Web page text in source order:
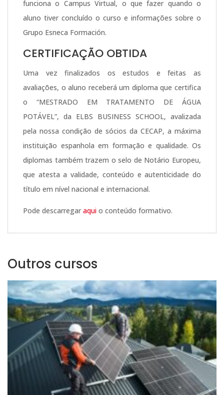
funciona o Campus Virtual, o que fazer quando o
aluno tiver concluído o curso e informações sobre o
Grupo Esneca Formación.
CERTIFICAÇÃO OBTIDA
Uma vez finalizados os estudos e feitas as
avaliações, o aluno receberá um diploma que certifica
o “MESTRADO EM TRATAMENTO DE ÁGUA
POTÁVEL”, da ELBS BUSINESS SCHOOL, avalizada
pela nossa condição de sócios da CECAP, a máxima
instituição espanhola em formação e qualidade. Os
diplomas também trazem o selo de Notário Europeu,
que atesta a validade, conteúdo e autenticidade do
título em nível nacional e internacional.
Pode descarregar aqui o conteúdo formativo.
Outros cursos